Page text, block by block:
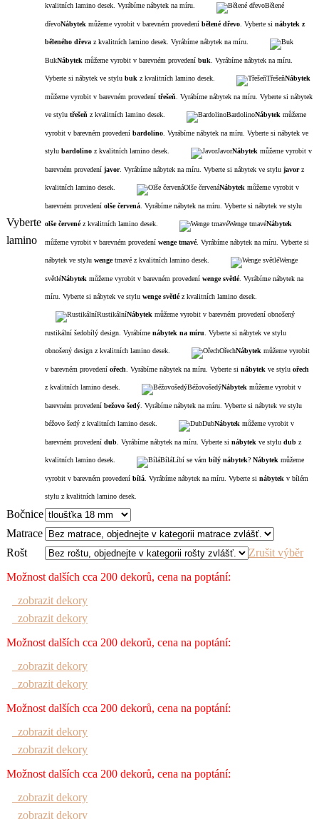
Vyberte
lamino
kvalitních lamino desek. Vyrábíme nábytek na míru. Bělené
dřevoNábytek můžeme vyrobit v barevném provedení bělené dřevo . Vyberte si nábytek z
běleného dřeva z kvalitních lamino desek. Vyrábíme nábytek na míru.
BukNábytek můžeme vyrobit v barevném provedení buk . Vyrábíme nábytek na míru.
Vyberte si nábytek ve stylu buk z kvalitních lamino desek. TřešeňNábytek
můžeme vyrobit v barevném provedení třešeň . Vyrábíme nábytek na míru. Vyberte si nábytek
ve stylu třešeň z kvalitních lamino desek. BardolinoNábytek můžeme
vyrobit v barevném provedení bardolino . Vyrábíme nábytek na míru. Vyberte si nábytek ve
stylu bardolino z kvalitních lamino desek. JavorNábytek můžeme vyrobit v
barevném provedení javor. Vyrábíme nábytek na míru. Vyberte si nábytek ve stylu javorz
kvalitních lamino desek. Olše červenáNábytek můžeme vyrobit v
barevném provedení olše červená . Vyrábíme nábytek na míru. Vyberte si nábytek ve stylu
olše červenéz kvalitních lamino desek. Wenge tmavéNábytek
můžeme vyrobit v barevném provedení wenge tmavé. Vyrábíme nábytek na míru. Vyberte si
nábytek ve stylu wengetmavé z kvalitních lamino desek. Wenge
světléNábytek můžeme vyrobit v barevném provedení wenge světlé. Vyrábíme nábytek na
míru. Vyberte si nábytek ve stylu wenge světléz kvalitních lamino desek.
RustikálníNábytek můžeme vyrobit v barevném provedení obnošený
rustikální šedobílý design. Vyrábíme nábytek na míru . Vyberte si nábytek ve stylu
obnošený design z kvalitních lamino desek. OřechNábytek můžeme vyrobit
v barevném provedení ořech . Vyrábíme nábytek na míru. Vyberte si nábytek ve stylu ořech
z kvalitních lamino desek. BéžovošedýNábytek můžeme vyrobit v
barevném provedení bežovo šedý . Vyrábíme nábytek na míru. Vyberte si nábytek ve stylu
béžovo šedý z kvalitních lamino desek. DubNábytek můžeme vyrobit v
barevném provedení dub . Vyrábíme nábytek na míru. Vyberte si nábytek ve stylu dub z
kvalitních lamino desek. BíláLíbí se vám bílý nábytek? Nábytek můžeme
vyrobit v barevném provedení bílá . Vyrábíme nábytek na míru. Vyberte si nábytek v bílém
stylu z kvalitních lamino desek.
Bočnice
Matrace
Rošt
Zrušit výběr
Možnost dalších cca 200 dekorů, cena na poptání:
zobrazit dekory
zobrazit dekory
Možnost dalších cca 200 dekorů, cena na poptání:
zobrazit dekory
zobrazit dekory
Možnost dalších cca 200 dekorů, cena na poptání:
zobrazit dekory
zobrazit dekory
Možnost dalších cca 200 dekorů, cena na poptání:
zobrazit dekory
zobrazit dekory